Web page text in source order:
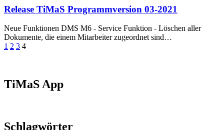
Release TiMaS Programmversion 03-2021
Neue Funktionen DMS M6 - Service Funktion - Löschen aller
Dokumente, die einem Mitarbeiter zugeordnet sind…
1 2 3 4
TiMaS App
Schlagwörter